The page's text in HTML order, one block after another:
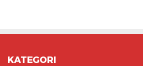
KATEGORI